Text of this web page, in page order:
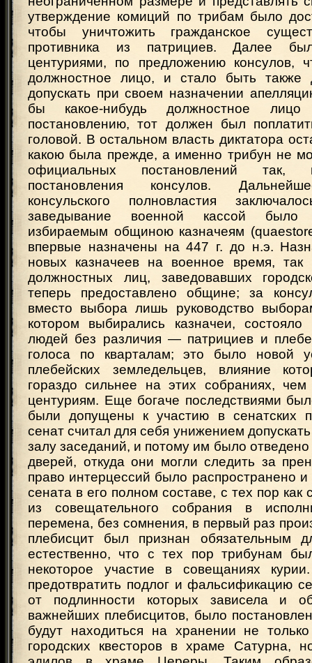
утверждение комиций по трибам было
чтобы уничтожить гражданское
противника из патрициев. Далее
центуриями, по предложению консулов,
должностное лицо, и стало быть также
допускать при своем назначении
бы какое-нибудь должностное лицо
постановлению, тот должен был
головой. В остальном власть диктатора
какою была прежде, а именно трибун не
официальных постановлений так,
постановления консулов.
консульского полновластия
заведывание военной кассой было
избираемым общиною казначеям
впервые назначены на 447 г. до н.э.
новых казначеев на военное время,
должностных лиц, заведовавших
теперь предоставлено общине; за
вместо выбора лишь руководство
котором выбирались казначеи,
людей без различия — патрициев и
голоса по кварталам; это было новой
плебейских земледельцев, влияние
гораздо сильнее на этих собраниях,
центуриям. Еще богаче последствиями
были допущены к участию в сенатских
сенат считал для себя унижением
залу заседаний, и потому им было
дверей, откуда они могли следить за
право интерцессий было распространено и
сената в его полном составе, с тех пор как
из совещательного собрания в
перемена, без сомнения, в первый раз
плебисцит был признан обязательным
естественно, что с тех пор трибунам
некоторое участие в совещаниях
предотвратить подлог и фальсификацию
от подлинности которых зависела и
важнейших плебисцитов, было
будут находиться на хранении не
городских квесторов в храме Сатурна,